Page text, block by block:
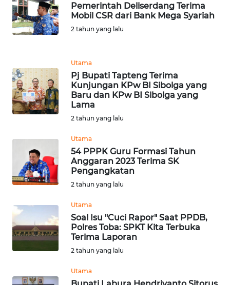
Pemerintah Deliserdang Terima
Mobil CSR dari Bank Mega Syariah
2 tahun yang lalu
Utama
Pj Bupati Tapteng Terima
Kunjungan KPw BI Sibolga yang
Baru dan KPw BI Sibolga yang
Lama
2 tahun yang lalu
Utama
54 PPPK Guru Formasi Tahun
Anggaran 2023 Terima SK
Pengangkatan
2 tahun yang lalu
Utama
Soal Isu "Cuci Rapor" Saat PPDB,
Polres Toba: SPKT Kita Terbuka
Terima Laporan
2 tahun yang lalu
Utama
PEDOMAN
MEDIA
REDAKSI
KARIR
Regional
SUMUT
WN
JAKARTA
JABAR